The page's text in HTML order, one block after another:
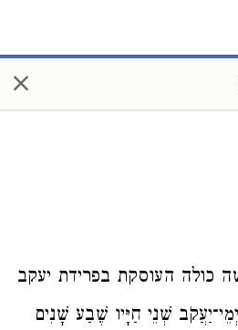
×
כולה העוסקת בפרידת יעקב
שְׁנֵי חַיָּיו שֶׁבַע שָׁנִים